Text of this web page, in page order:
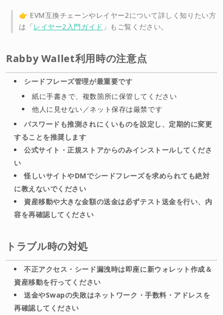
👉 EVM互換チェーンやレイヤー2について詳しく知りたい方
は「レイヤー2入門ガイド 」もご覧ください。
Rabby Wallet利用時の注意点
シードフレーズ管理が最重要です
紙に手書きで、複数箇所に保管してください
他人に見せない／ネット保存は厳禁です
パスワードも推測されにくいものを設定し、定期的に変更
することを推奨します
公式サイト・正規ストアからのみインストールしてくださ
い
怪しいサイトやDMでシードフレーズを求められても絶対
に教えないでください
資産移動や大きな金額の送金は必ずテスト送金を行い、内
容を再確認してください
トラブル時の対処
不正アクセス・シード漏洩時は即座に新ウォレット作成＆
資産移動を行ってください
送金やSwapの失敗はネットワーク・手数料・アドレスを
再確認してください